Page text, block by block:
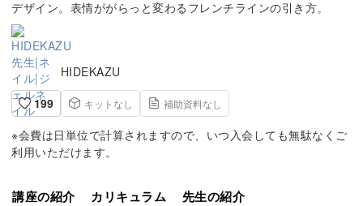
デザイン。表情ががらっと変わるフレンチラインの引き方。
HIDEKAZU
199
キットなし 補助資料なし
※会費は日単位で計算されますので、いつ入会しても無駄なくご
利用いただけます。
講座の紹介 カリキュラム 先生の紹介